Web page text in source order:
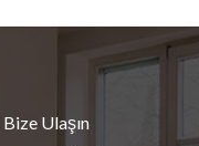
Bize Ulaşın